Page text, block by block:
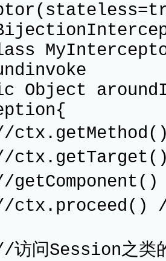
//
//被
//执行
之类的东